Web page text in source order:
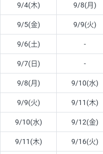
9/4(木) 9/8(月)
9/5(金) 9/9(火)
9/6(土) -
9/7(日) -
9/8(月) 9/10(水)
9/9(火) 9/11(木)
9/10(水) 9/12(金)
9/11(木) 9/16(火)